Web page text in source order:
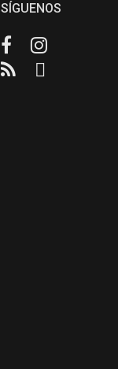
SÍGUENOS
FacebookInstagram